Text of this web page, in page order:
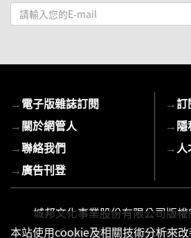
請
輸
mail
→電子版雜誌訂閱
→關於網管人
→聯絡我們
→廣告刊登
→訂
→隱
→
城邦文化事業股份有限公司版權
Copyright © 2026 Cite
本站使用cookie及相關技術分析來改